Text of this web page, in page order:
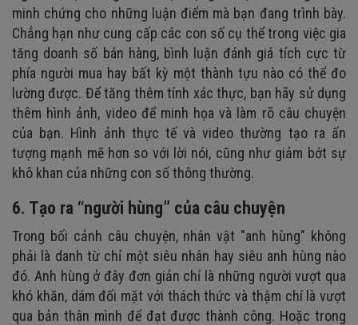
minh chứng cho những luận điểm mà bạn đang trình bày.
Chẳng hạn như cung cấp các con số cụ thể trong việc gia
tăng doanh số bán hàng, bình luận đánh giá tích cực từ
phía người mua hay bất kỳ một thành tựu nào có thể đo
lường được. Để tăng thêm tính xác thực, bạn hãy sử dụng
thêm hình ảnh, video để minh họa và làm rõ câu chuyện
của bạn. Hình ảnh thực tế và video thường tạo ra ấn
tượng mạnh mẽ hơn so với lời nói, cũng như giảm bớt sự
khô khan của những con số thông thường.
6. Tạo ra “người hùng” của câu chuyện
Trong bối cảnh câu chuyện, nhân vật "anh hùng" không
phải là danh từ chỉ một siêu nhân hay siêu anh hùng nào
đó. Anh hùng ở đây đơn giản chỉ là những người vượt qua
khó khăn, dám đối mặt với thách thức và thậm chí là vượt
qua bản thân mình để đạt được thành công. Hoặc trong